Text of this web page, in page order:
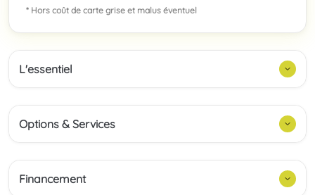
* Hors coût de carte grise et malus éventuel
L'essentiel
Options & Services
Financement